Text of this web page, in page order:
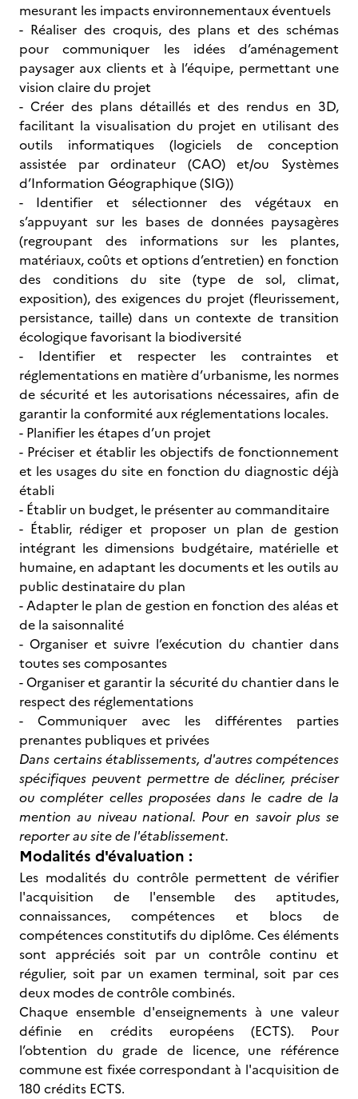
mesurant les impacts environnementaux éventuels
- Réaliser des croquis, des plans et des schémas
pour communiquer les idées d’aménagement
paysager aux clients et à l’équipe, permettant une
vision claire du projet
- Créer des plans détaillés et des rendus en 3D,
facilitant la visualisation du projet en utilisant des
outils informatiques (logiciels de conception
assistée par ordinateur (CAO) et/ou Systèmes
d’Information Géographique (SIG))
- Identifier et sélectionner des végétaux en
s’appuyant sur les bases de données paysagères
(regroupant des informations sur les plantes,
matériaux, coûts et options d’entretien) en fonction
des conditions du site (type de sol, climat,
exposition), des exigences du projet (fleurissement,
persistance, taille) dans un contexte de transition
écologique favorisant la biodiversité
- Identifier et respecter les contraintes et
réglementations en matière d’urbanisme, les normes
de sécurité et les autorisations nécessaires, afin de
garantir la conformité aux réglementations locales.
- Planifier les étapes d’un projet
- Préciser et établir les objectifs de fonctionnement
et les usages du site en fonction du diagnostic déjà
établi
- Établir un budget, le présenter au commanditaire
- Établir, rédiger et proposer un plan de gestion
intégrant les dimensions budgétaire, matérielle et
humaine, en adaptant les documents et les outils au
public destinataire du plan
- Adapter le plan de gestion en fonction des aléas et
de la saisonnalité
- Organiser et suivre l’exécution du chantier dans
toutes ses composantes
- Organiser et garantir la sécurité du chantier dans le
respect des réglementations
- Communiquer avec les différentes parties
prenantes publiques et privées
Dans certains établissements, d'autres compétences
spécifiques peuvent permettre de décliner, préciser
ou compléter celles proposées dans le cadre de la
mention au niveau national. Pour en savoir plus se
reporter au site de l'établissement.
Modalités d'évaluation :
Les modalités du contrôle permettent de vérifier
l'acquisition de l'ensemble des aptitudes,
connaissances, compétences et blocs de
compétences constitutifs du diplôme. Ces éléments
sont appréciés soit par un contrôle continu et
régulier, soit par un examen terminal, soit par ces
deux modes de contrôle combinés.
Chaque ensemble d'enseignements à une valeur
définie en crédits européens (ECTS). Pour
l’obtention du grade de licence, une référence
commune est fixée correspondant à l'acquisition de
180 crédits ECTS.